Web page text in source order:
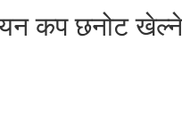
कप छनोट खेल्ने